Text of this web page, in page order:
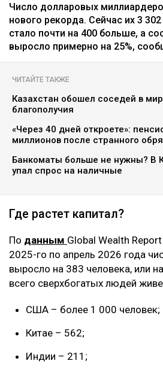
Число долларовых
нового рекорда. Сейчас их 3
стало почти на 400 больше, а
выросло примерно на 25%,
ЧИТАЙТЕ ТАКЖЕ
Казахстан обошел соседей в
благополучия
«Через 40 дней откроете»:
миллионов после странного
Банкоматы больше не нужны? В
упал спрос на наличные
Где растет капитал?
По данным Global Wealth
2025-го по апрель 2026 года
выросло на 383 человека, или
всего сверхбогатых людей
США – более 1 000 человек;
Китае – 562;
Индии – 211;